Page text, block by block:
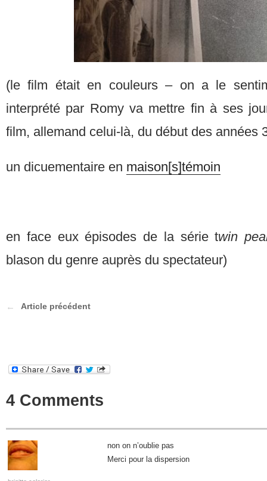
(le film était en couleurs – on a le
interprété par Romy va mettre fin à ses
film, allemand celui-là, du début des années
un dicuementaire en maison[s]témoin
en face eux épisodes de la série twin
blason du genre auprès du spectateur)
Article précédent
4 Comments
non on n’oublie pas
Merci pour la dispersion